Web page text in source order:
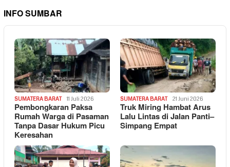
INFO SUMBAR
SUMATERA BARAT 11 Juli 2026
Pembongkaran Paksa
Rumah Warga di Pasaman
Tanpa Dasar Hukum Picu
Keresahan
SUMATERA BARAT 21 Juni 2026
Truk Miring Hambat Arus
Lalu Lintas di Jalan Panti–
Simpang Empat